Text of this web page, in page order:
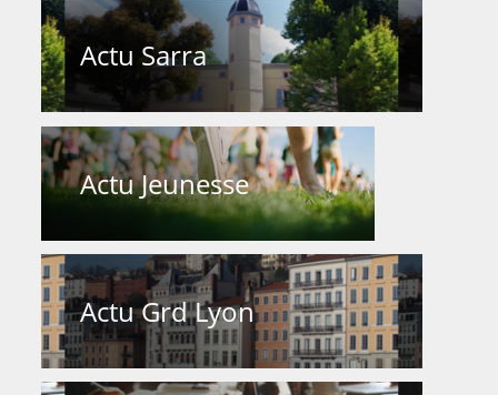
Actu Sarra
Actu Jeunesse
Actu Grd Lyon